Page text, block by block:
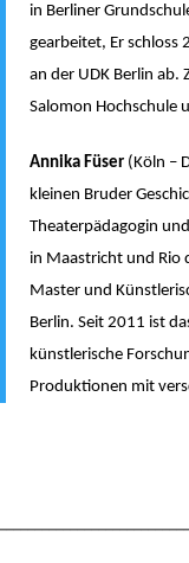
in Berliner
gearbeitet, Er schloss
an der UDK Berlin ab.
Salomon Hochschule
Annika Füser (Köln –
kleinen Bruder
Theaterpädagogin
in Maastricht und Rio
Master und
Berlin. Seit 2011 ist
künstlerische
Produktionen mit